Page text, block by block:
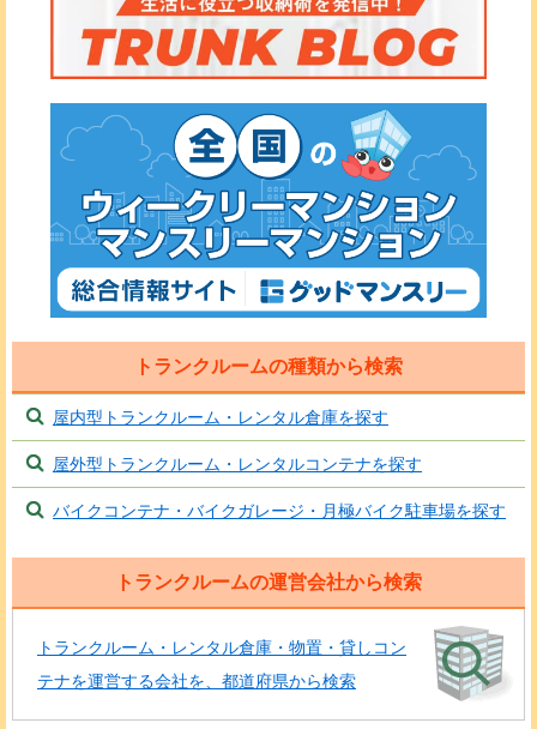
トランクルームの種類から検索
屋内型トランクルーム・レンタル倉庫を探す
屋外型トランクルーム・レンタルコンテナを探す
バイクコンテナ・バイクガレージ・月極バイク駐車場を探す
トランクルームの運営会社から検索
トランクルーム・レンタル倉庫・物置・貸しコン
テナを運営する会社を、都道府県から検索